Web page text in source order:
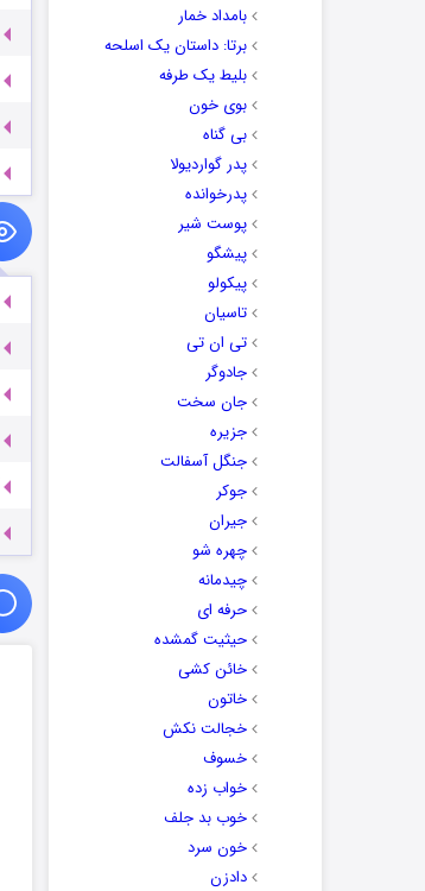
بامداد خمار
برتا: داستان یک اسلحه
بلیط یک‌‌ طرفه
بوی خون
بی گناه
پدر گواردیولا
پدرخوانده
پوست شیر
پیشگو
پیکولو
تاسیان
تی ان تی
جادوگر
جان سخت
جزیره
جنگل آسفالت
جوکر
جیران
چهره شو
چیدمانه
حرفه ای
حیثیت گمشده
خائن کشی
خاتون
خجالت نکش
خسوف
خواب زده
خوب بد جلف
خون سرد
دادزن